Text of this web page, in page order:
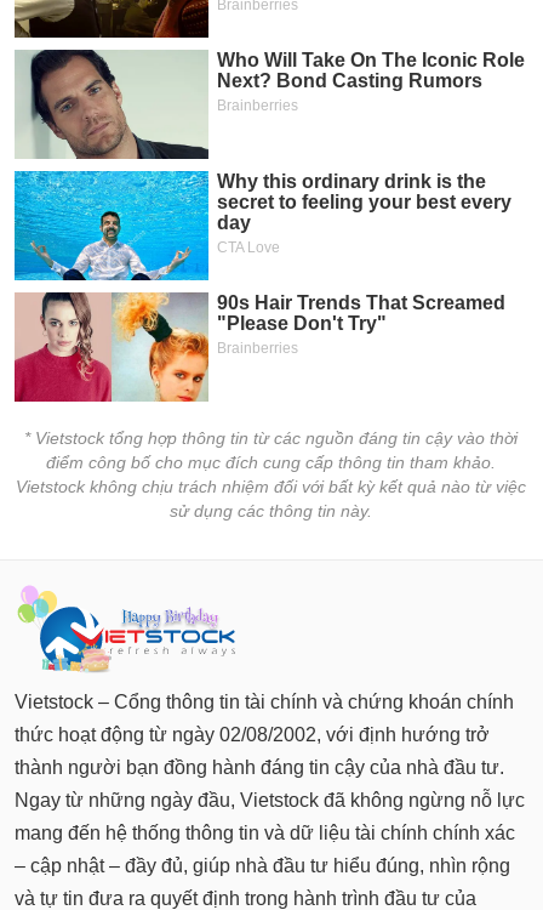
* Vietstock tổng hợp thông tin từ các nguồn đáng tin cậy vào thời
điểm công bố cho mục đích cung cấp thông tin tham khảo.
Vietstock không chịu trách nhiệm đối với bất kỳ kết quả nào từ việc
sử dụng các thông tin này.
Vietstock – Cổng thông tin tài chính và chứng khoán chính
thức hoạt động từ ngày 02/08/2002, với định hướng trở
thành người bạn đồng hành đáng tin cậy của nhà đầu tư.
Ngay từ những ngày đầu, Vietstock đã không ngừng nỗ lực
mang đến hệ thống thông tin và dữ liệu tài chính chính xác
– cập nhật – đầy đủ, giúp nhà đầu tư hiểu đúng, nhìn rộng
và tự tin đưa ra quyết định trong hành trình đầu tư của